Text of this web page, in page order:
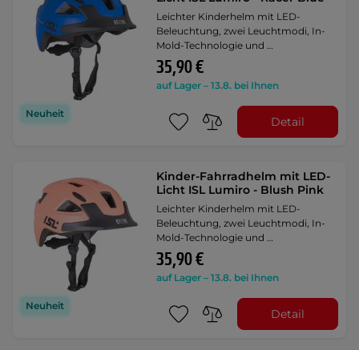
Neuheit
Leichter Kinderhelm mit LED-
Beleuchtung, zwei Leuchtmodi, In-
Mold-Technologie und …
35,90 €
auf Lager – 13.8. bei Ihnen
Detail
Neuheit
Kinder-Fahrradhelm mit LED-
Licht ISL Lumiro - Blush Pink
Leichter Kinderhelm mit LED-
Beleuchtung, zwei Leuchtmodi, In-
Mold-Technologie und …
35,90 €
auf Lager – 13.8. bei Ihnen
Detail